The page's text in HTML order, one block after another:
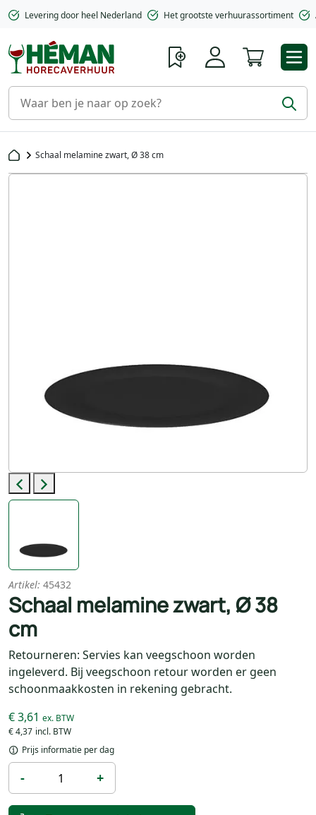
Levering door heel Nederland Het grootste verhuurassortiment
Schaal melamine zwart, Ø 38 cm
Previous
Next
Artikel: 45432
Schaal melamine zwart, Ø 38
cm
Retourneren: Servies kan veegschoon worden
ingeleverd. Bij veegschoon retour worden er geen
schoonmaakkosten in rekening gebracht.
€ 4,37
€ 3,61
Prijs informatie per dag
- +